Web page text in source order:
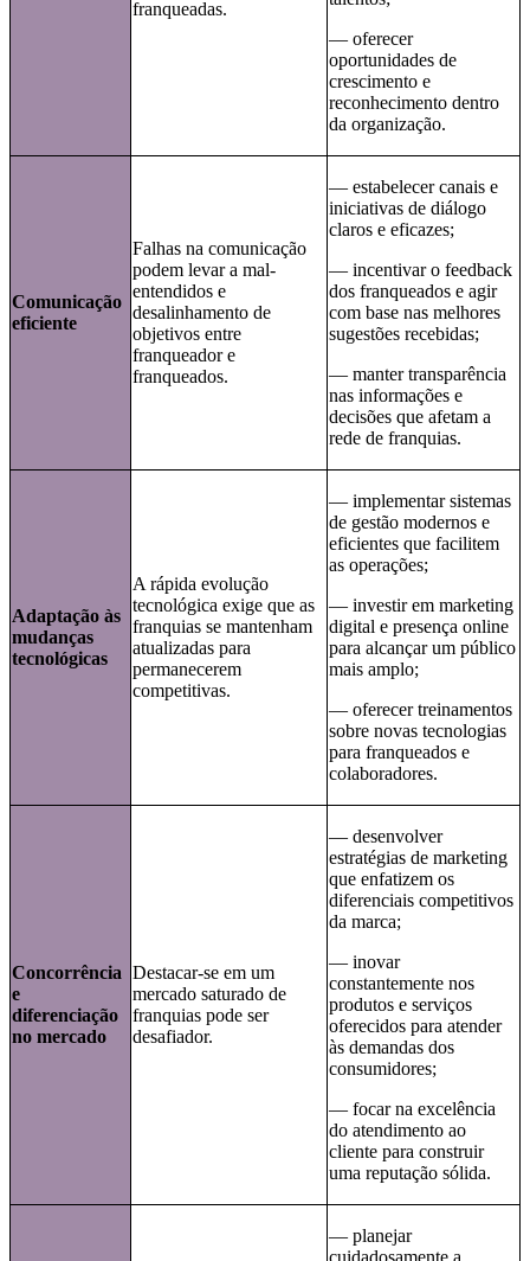
franqueadas.
— oferecer
oportunidades de
crescimento e
reconhecimento dentro
da organização.
Comunicação
eficiente
Falhas na comunicação
podem levar a mal-
entendidos e
desalinhamento de
objetivos entre
franqueador e
franqueados.
— estabelecer canais e
iniciativas de diálogo
claros e eficazes;
— incentivar o feedback
dos franqueados e agir
com base nas melhores
sugestões recebidas;
— manter transparência
nas informações e
decisões que afetam a
rede de franquias.
Adaptação às
mudanças
tecnológicas
A rápida evolução
tecnológica exige que as
franquias se mantenham
atualizadas para
permanecerem
competitivas.
— implementar sistemas
de gestão modernos e
eficientes que facilitem
as operações;
— investir em marketing
digital e presença online
para alcançar um público
mais amplo;
— oferecer treinamentos
sobre novas tecnologias
para franqueados e
colaboradores.
Concorrência
e
diferenciação
no mercado
Destacar-se em um
mercado saturado de
franquias pode ser
desafiador.
— desenvolver
estratégias de marketing
que enfatizem os
diferenciais competitivos
da marca;
— inovar
constantemente nos
produtos e serviços
oferecidos para atender
às demandas dos
consumidores;
— focar na excelência
do atendimento ao
cliente para construir
uma reputação sólida.
— planejar